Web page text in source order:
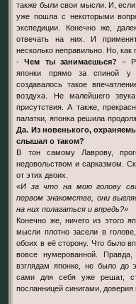
также были свои мысли. И,
уже пошла с некоторыми
экспедиции. Конечно же,
отвечать на них. И
несколько неправильно. Но, как
-Чем ты занимаешься? –
японки прямо за спиной
создавалось такое
воздуха. Не малейшего
присутствия. А также,
палатки, японка решила
Да. Из новенького,
слышал о таком?
В тон самому Лаврову,
недовольством и сарказмом.
от этих двоих.
«И за что на мою голову
первом знакомстве, они
на них полагаться и впредь?»
Конечно же, ничего из этого
мысли плотно засели в
обоих в её сторону. Что было
вовсе нумерованной.
взглядам японке, не было до
сами для себя уже решат,
посланницей синигами, доверия